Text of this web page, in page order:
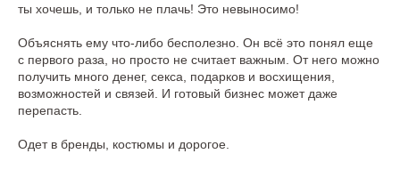
ты хочешь, и только не плачь! Это невыносимо!
Объяснять ему что-либо бесполезно. Он всё это понял еще
с первого раза, но просто не считает важным. От него можно
получить много денег, секса, подарков и восхищения,
возможностей и связей. И готовый бизнес может даже
перепасть.
Одет в бренды, костюмы и дорогое.